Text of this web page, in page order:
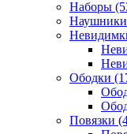
Наборы
Наушники
Ободки
Повязки